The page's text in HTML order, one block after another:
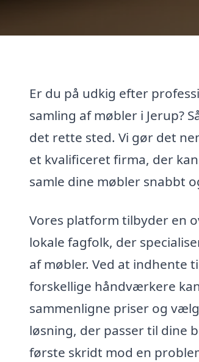
Er du på udkig efter
samling af møbler i Jerup?
det rette sted. Vi gør det
et kvalificeret firma, der
samle dine møbler snabbt
Vores platform tilbyder en
lokale fagfolk, der
af møbler. Ved at indhente
forskellige håndværkere
sammenligne priser og
løsning, der passer til dine
første skridt mod en